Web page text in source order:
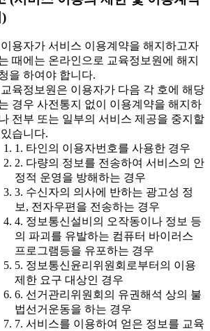
용자가 서비스 이용계약을 해지하고자
때에는 온라인으로 교육정보원에 해지
을 하여야 합니다.
육정보원은 이용자가 다음 각 호에 해당
경우 사전통지 없이 이용계약을 해지하
전부 또는 일부의 서비스 제공을 중지할
습니다.
1. 타인의 이용자번호를 사용한 경우
2. 다량의 정보를 전송하여 서비스의 안
정적 운영을 방해하는 경우
3. 수신자의 의사에 반하는 광고성 정
보, 전자우편을 전송하는 경우
4. 정보통신설비의 오작동이나 정보 등
의 파괴를 유발하는 컴퓨터 바이러스
프로그램등을 유포하는 경우
5. 정보통신윤리위원회로부터의 이용
제한 요구 대상인 경우
6. 선거관리위원회의 유권해석 상의 불
법선거운동을 하는 경우
7. 서비스를 이용하여 얻은 정보를 교육